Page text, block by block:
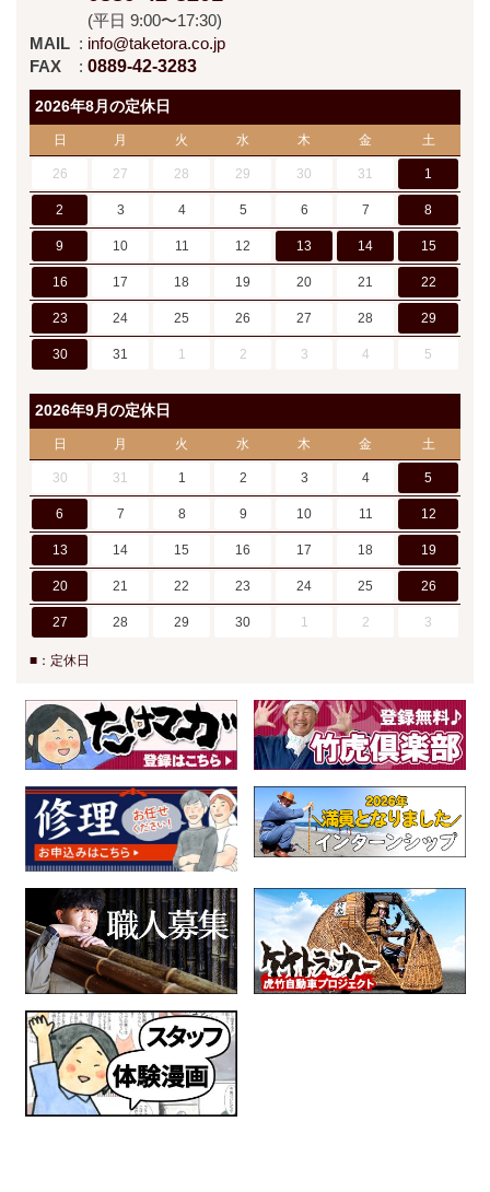
(平日 9:00〜17:30)
MAIL
info@taketora.co.jp
FAX
0889-42-3283
2026年8月の定休日
日 月 火 水 木 金 土
26 27 28 29 30 31 1
2 3 4 5 6 7 8
9 10 11 12 13 14 15
16 17 18 19 20 21 22
23 24 25 26 27 28 29
30 31 1 2 3 4 5
2026年9月の定休日
日 月 火 水 木 金 土
30 31 1 2 3 4 5
6 7 8 9 10 11 12
13 14 15 16 17 18 19
20 21 22 23 24 25 26
27 28 29 30 1 2 3
■：定休日